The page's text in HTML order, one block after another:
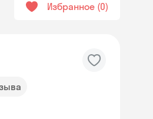
Избранное 0